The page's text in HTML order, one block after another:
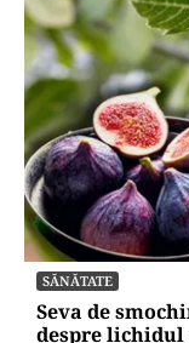
SĂNĂTATE
Seva de
despre